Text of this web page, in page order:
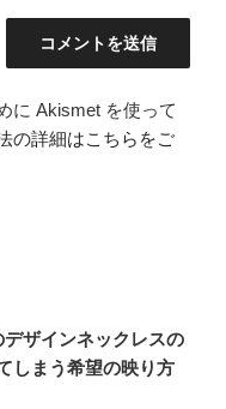
に Akismet を使って
の詳細はこちらをご
ザインネックレスの
しまう希望の映り方